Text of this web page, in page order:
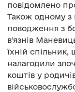
повідомлено
Також одному з
поводження з
в’язнів
їхній спільник,
налагодили
коштів у